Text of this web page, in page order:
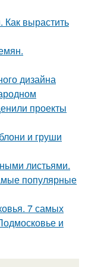
Как вырастить
дизайна
проекты
и груши
листьями.
популярные
7 самых
и